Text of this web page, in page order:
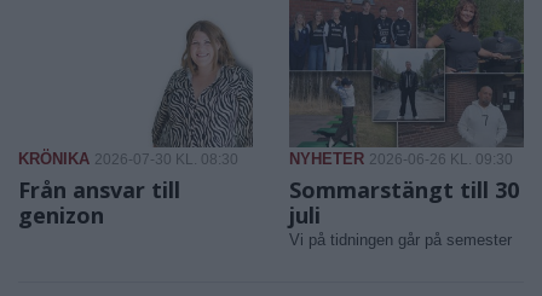
KRÖNIKA 2026-07-30 KL. 08:30
Från ansvar till
genizon
NYHETER 2026-06-26 KL. 09:30
Sommarstängt till 30
juli
Vi på tidningen går på semester